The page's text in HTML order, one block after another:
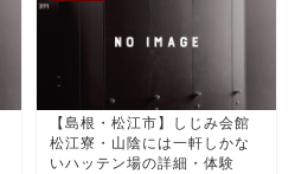
【島根・松江市】しじみ会館
松江寮・山陰には一軒しかな
いハッテン場の詳細・体験